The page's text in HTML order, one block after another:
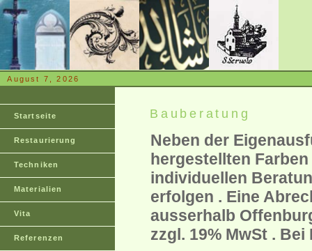
August 7, 2026
Startseite
Restaurierung
Techniken
Materialien
Vita
Referenzen
Bauberatung
Neben der
hergestellten
individuellen
erfolgen . Eine
ausserhalb
zzgl. 19% MwSt .